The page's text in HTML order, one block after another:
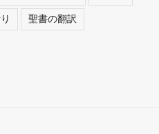
聖書の翻訳